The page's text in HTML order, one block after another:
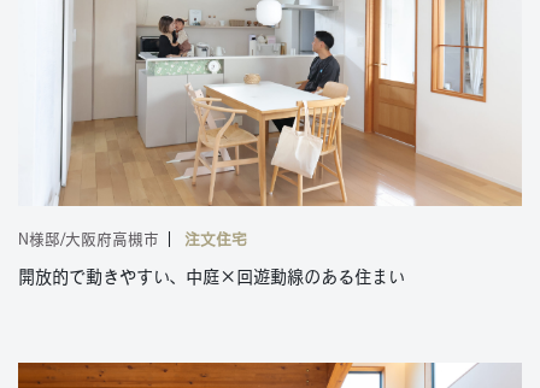
N様邸/大阪府高槻市 注文住宅
開放的で動きやすい、中庭×回遊動線のある住まい